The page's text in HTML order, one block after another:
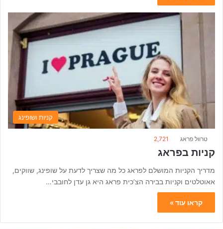
קניות ושופינג
טרוול פראג 2,721
קניות בפראג
מדריך הקניות המושלם לפראג כל מה שצריך לדעת על שופינג, שווקים,
אאוטלטים וקניות בבירה הצ’כית פראג היא גן עדן לחובבי…
קראו עוד »